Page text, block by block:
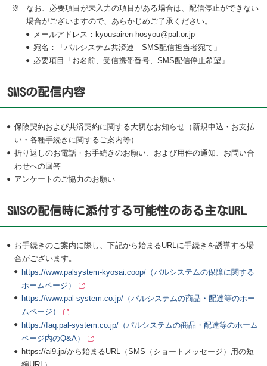
※
なお、必要項目が未入力の項目がある場合は、配信停止ができない
場合がございますので、あらかじめご了承ください。
メールアドレス：kyousairen-hosyou@pal.or.jp
宛名：「パルシステム共済連 SMS配信担当者宛て」
必要項目「お名前、受信携帯番号、SMS配信停止希望」
SMSの配信内容
保険契約および共済契約に関する大切なお知らせ（新規申込・お支払
い・各種手続きに関するご案内等）
折り返しのお電話・お手続きのお願い、および用件の通知、お問い合
わせへの回答
アンケートのご協力のお願い
SMSの配信時に添付する可能性のある主なURL
お手続きのご案内に際し、下記から始まるURLに手続きを誘導する場
合がございます。
https://www.palsystem-kyosai.coop/（パルシステムの保障に関する
ホームページ）
https://www.pal-system.co.jp/（パルシステムの商品・配達等のホー
ムページ）
https://faq.pal-system.co.jp/（パルシステムの商品・配達等のホーム
ページ内のQ&A）
https://ai9.jp/から始まるURL（SMS（ショートメッセージ）用の短